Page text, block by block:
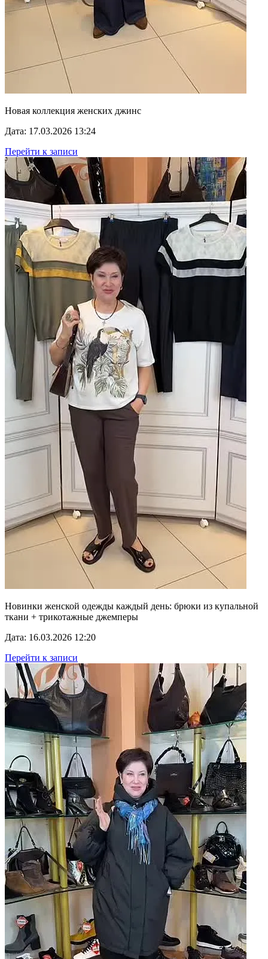
Новая коллекция женских джинс
Дата: 17.03.2026 13:24
Перейти к записи
Новинки женской одежды каждый день: брюки из купальной
ткани + трикотажные джемперы
Дата: 16.03.2026 12:20
Перейти к записи